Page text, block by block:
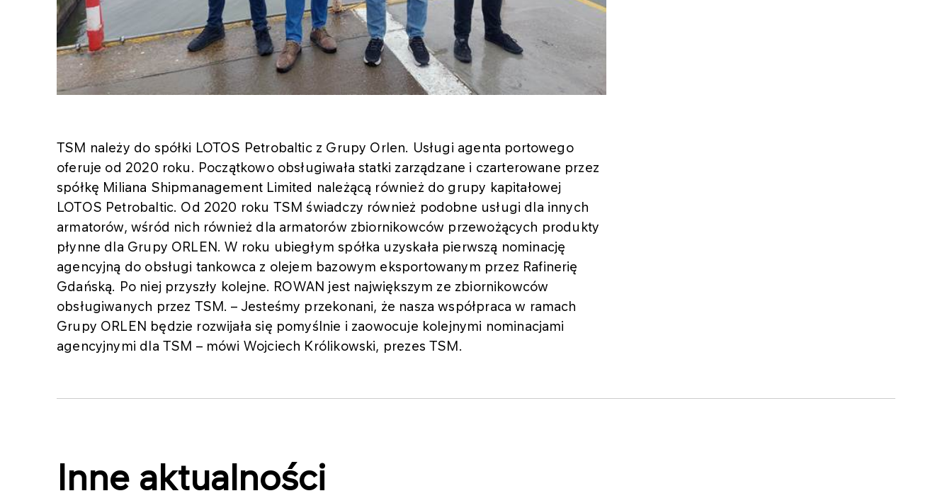
TSM należy do spółki LOTOS Petrobaltic z Grupy Orlen. Usługi agenta portowego
oferuje od 2020 roku. Początkowo obsługiwała statki zarządzane i czarterowane przez
spółkę Miliana Shipmanagement Limited należącą również do grupy kapitałowej
LOTOS Petrobaltic. Od 2020 roku TSM świadczy również podobne usługi dla innych
armatorów, wśród nich również dla armatorów zbiornikowców przewożących produkty
płynne dla Grupy ORLEN. W roku ubiegłym spółka uzyskała pierwszą nominację
agencyjną do obsługi tankowca z olejem bazowym eksportowanym przez Rafinerię
Gdańską. Po niej przyszły kolejne. ROWAN jest największym ze zbiornikowców
obsługiwanych przez TSM. – Jesteśmy przekonani, że nasza współpraca w ramach
Grupy ORLEN będzie rozwijała się pomyślnie i zaowocuje kolejnymi nominacjami
agencyjnymi dla TSM – mówi Wojciech Królikowski, prezes TSM.
Inne aktualności